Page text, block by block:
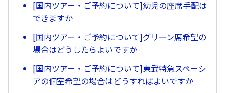
[国内ツアー・ご予約について]幼児の座席手配は
できますか
[国内ツアー・ご予約について]グリーン席希望の
場合はどうしたらよいですか
[国内ツアー・ご予約について]東武特急スペーシ
アの個室希望の場合はどうすればよいですか